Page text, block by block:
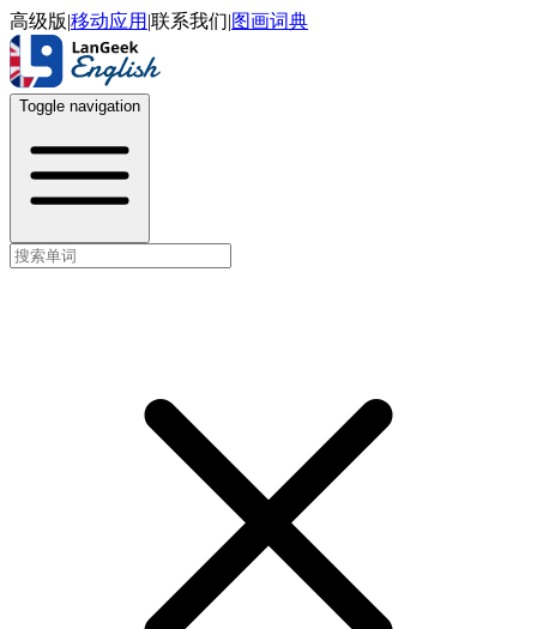
高级版|移动应用 |联系我们|图画词典
Toggle navigation